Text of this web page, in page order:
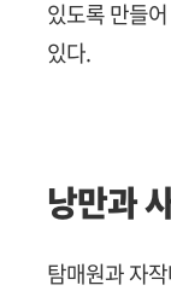
있도록 만들
있다.
낭만과
탐매원과 자